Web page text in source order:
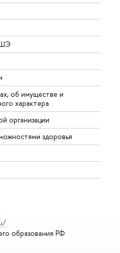
об имуществе и
характера
организации
здоровья
образования РФ